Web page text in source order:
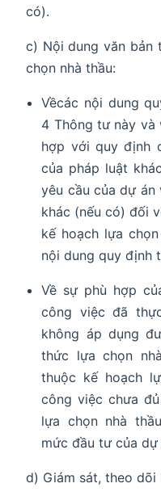
có).
c) Nội dung văn bản
chọn nhà thầu:
Vềcác nội dung
4 Thông tư này và
hợp với quy định
của pháp luật
yêu cầu của dự
khác (nếu có) đối
kế hoạch lựa
nội dung quy định
Về sự phù hợp
công việc đã
không áp dụng
thức lựa chọn
thuộc kế hoạch
công việc chưa
lựa chọn nhà
mức đầu tư của
d) Giám sát, theo